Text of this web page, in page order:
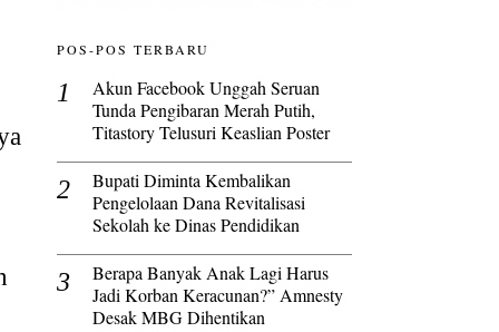
POS-POS TERBARU
Akun Facebook Unggah Seruan
Tunda Pengibaran Merah Putih,
Titastory Telusuri Keaslian Poster
Bupati Diminta Kembalikan
Pengelolaan Dana Revitalisasi
Sekolah ke Dinas Pendidikan
Berapa Banyak Anak Lagi Harus
Jadi Korban Keracunan?” Amnesty
Desak MBG Dihentikan